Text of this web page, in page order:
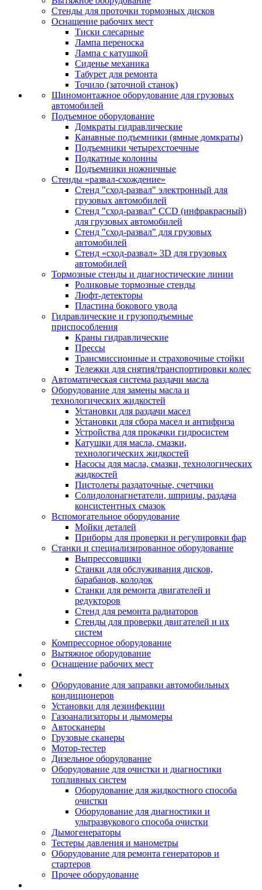
Стенды для проточки тормозных дисков
Оснащение рабочих мест
Тиски слесарные
Лампа переноска
Лампа с катушкой
Сиденье механика
Табурет для ремонта
Точило (заточной станок)
Шиномонтажное оборудование для грузовых
автомобилей
Подъемное оборудование
Домкраты гидравлические
Канавные подъемники (ямные домкраты)
Подъемники четырехстоечные
Подкатные колонны
Подъемники ножничные
Стенды «развал-схождение»
Стенд "сход-развал" электронный для
грузовых автомобилей
Стенд "сход-развал" CCD (инфракрасный)
для грузовых автомобилей
Стенд "сход-развал" для грузовых
автомобилей
Стенд «сход-развал» 3D для грузовых
автомобилей
Тормозные стенды и диагностические линии
Роликовые тормозные стенды
Люфт-детекторы
Пластина бокового увода
Гидравлические и грузоподъемные
приспособления
Краны гидравлические
Прессы
Трансмиссионные и страховочные стойки
Тележки для снятия/транспортировки колес
Автоматическая система раздачи масла
Оборудование для замены масла и
технологических жидкостей
Установки для раздачи масел
Установки для сбора масел и антифриза
Устройства для прокачки гидросистем
Катушки для масла, смазки,
технологических жидкостей
Насосы для масла, смазки, технологических
жидкостей
Пистолеты раздаточные, счетчики
Солидолонагнетатели, шприцы, раздача
консистентных смазок
Вспомогательное оборудование
Мойки деталей
Приборы для проверки и регулировки фар
Станки и специализированное оборудование
Выпрессовщики
Станки для обслуживания дисков,
барабанов, колодок
Станки для ремонта двигателей и
редукторов
Стенд для ремонта радиаторов
Стенды для проверки двигателей и их
систем
Компрессорное оборудование
Вытяжное оборудование
Оснащение рабочих мест
Оборудование для заправки автомобильных
кондиционеров
Установки для дезинфекции
Газоанализаторы и дымомеры
Автосканеры
Грузовые сканеры
Мотор-тестер
Дизельное оборудование
Оборудование для очистки и диагностики
топливных систем
Оборудование для жидкостного способа
очистки
Оборудование для диагностики и
ультразвукового способа очистки
Дымогенераторы
Тестеры давления и манометры
Оборудование для ремонта генераторов и
стартеров
Прочее оборудование